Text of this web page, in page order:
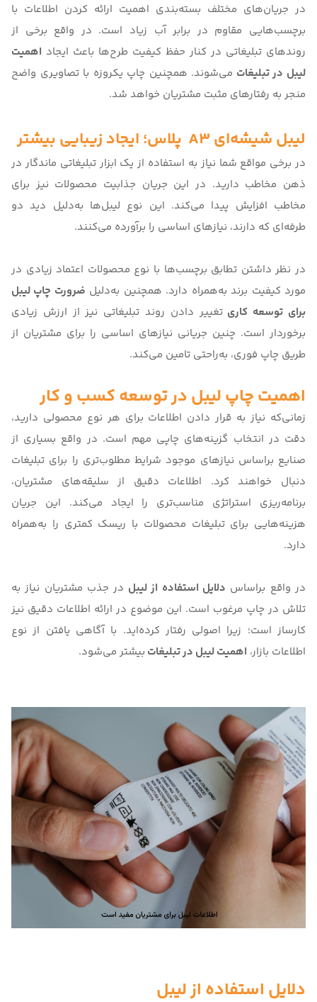
در جریان‌های مختلف بسته‌بندی اهمیت ارائه کردن اطلاعات با
برچسب‌هایی مقاوم در برابر آب زیاد است. در واقع برخی از
روندهای تبلیغاتی در کنار حفظ کیفیت طرح‌ها باعث ایجاد اهمیت
لیبل در تبلیغات می‌شوند. همچنین چاپ یکروزه با تصاویری واضح
منجر به رفتارهای مثبت مشتریان خواهد شد.
لیبل شیشه‌ای A3 پلاس ؛ ایجاد زیبایی بیشتر
در برخی مواقع شما نیاز به استفاده از یک ابزار تبلیغاتی ماندگار در
ذهن مخاطب دارید. در این جریان جذابیت محصولات نیز برای
مخاطب افزایش پیدا می‌کند. این نوع لیبل‌ها به‌دلیل دید دو
طرفه‌ای که دارند، نیازهای اساسی را برآورده می‌کنند.
در نظر داشتن تطابق برچسب‌ها با نوع محصولات اعتماد زیادی در
مورد کیفیت برند به‌همراه دارد. همچنین به‌دلیل ضرورت چاپ لیبل
برای توسعه کاریتغییر دادن روند تبلیغاتی نیز از ارزش زیادی
برخوردار است. چنین جریانی نیازهای اساسی را برای مشتریان از
طریق چاپ فوری، به‌راحتی تامین می‌کند.
اهمیت چاپ لیبل در توسعه کسب و کار
زمانی‌که نیاز به قرار دادن اطلاعات برای هر نوع محصولی دارید،
دقت در انتخاب گزینه‌های چاپی مهم است. در واقع بسیاری از
صنایع براساس نیازهای موجود شرایط مطلوب‌تری را برای تبلیغات
دنبال خواهند کرد. اطلاعات دقیق از سلیقه‌های مشتریان،
برنامه‌ریزی استراتژی مناسب‌تری را ایجاد می‌کند. این جریان
هزینه‌هایی برای تبلیغات محصولات با ریسک کمتری را به‌همراه
دارد.
در واقع براساس دلایل استفاده از لیبل در جذب مشتریان نیاز به
تلاش در چاپ مرغوب است. این موضوع در ارائه اطلاعات دقیق نیز
کارساز است؛ زیرا اصولی رفتار کرده‌اید. با آگاهی یافتن از نوع
اطلاعات بازار، اهمیت لیبل در تبلیغات بیشتر می‌شود.
دلایل استفاده از لیبل